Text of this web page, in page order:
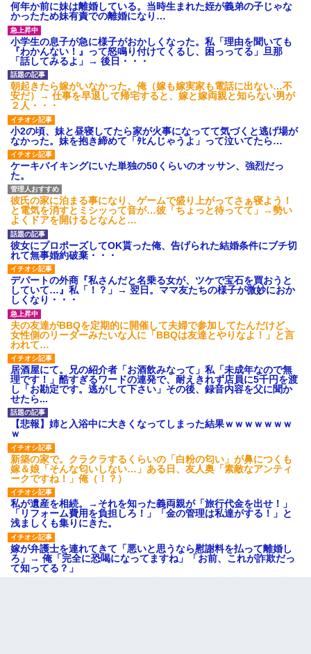
何年か前に妹は離婚している。当時生まれた姪が義弟の子じゃな
かったため妹有責での離婚になり…
小学生の息子が急に様子がおかしくなった。私「理由を聞いても
『わかんない！』って怒鳴り付けてくるし、困っってる」旦那
「話してみるよ」→ 後日・・・
朝起きたら嫁がいなかった。俺（嫁も嫁実家も電話に出ない…不
安だ）→ 仕事を早退して帰宅すると、嫁と嫁両親と知らない男が
２人・・・
小2の頃、妹と昼寝してたら家が火事になってて気づくと逃げ場が
なかった。妹を抱き締めて「ﾀﾋんじゃうよ」って泣いてたら…
ケーキバイキングにいた単独の50くらいのオッサン、強烈だっ
た。
彼氏の家に泊まる事になり、ゲームで盛り上がってさぁ寝よう！
と電気を消すとミシッって音が…彼「ちょっと待ってて」→勢い
よくドアを開けるとなんと…
彼女にプロポーズしてOK貰った俺、告げられた結婚条件にブチ切
れて無事婚約破棄・・・
デパートの外商『私さんだと名乗る女が、ツケで宝石を買おうと
していて…』私「！？」→ 翌日。ママ友たちの様子が微妙におか
しくなり・・・
夫の友達がBBQを定期的に開催して夫婦で参加してたんだけど、
女性側のリーダーみたいな人に「BBQは友達とやりなよ！」と言
われて…
居酒屋にて。兄の紹介者「お酒飲みなって」私「未成年なので無
理です！」酷すぎるワードの連発で、耐えきれず店員に5千円を渡
し「お勘定です。逃がして下さい」その後、録音内容を父に聞か
せたら...
【悲報】姉と入浴中に大きくなってしまった結果ｗｗｗｗｗｗｗ
ｗ
新築の家で。クラクラするくらいの「白粉の匂い」が鼻につくも
嫁＆娘「そんな匂いしない…」ある日、友人奥「素敵なアンティ
ークですね！」俺（！？）
私が遺産を相続。→それを知った義両親が「旅行代金を出せ！」
「リフォーム費用を負担しろ！」「金の管理は私達がする！」と
浅ましくも集りにきた。
嫁が弁護士を連れてきて「悪いと思うなら慰謝料を払って離婚し
ろ」→ 俺「完全に恐喝になってますね」「お前、これが詐欺だっ
て知ってる？」